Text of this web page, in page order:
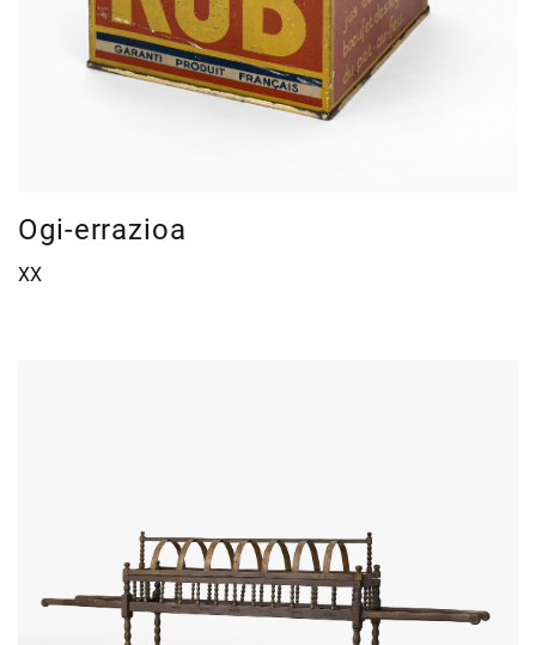
Ogi-errazioa
XX